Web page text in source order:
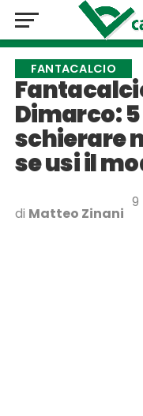
FANTACALCIO
Dimarco:
schierare
se usi il
di Matteo Zinani
9